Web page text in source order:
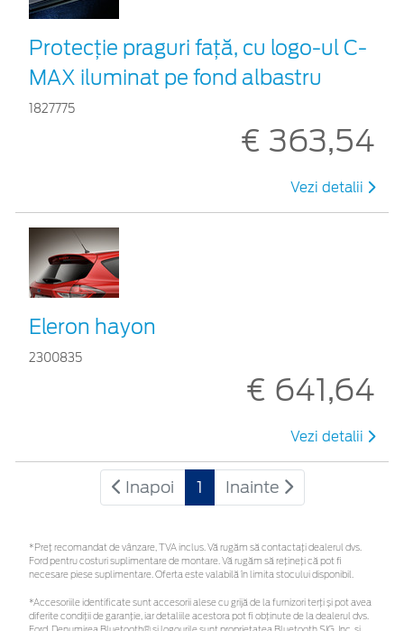
Protecţie praguri faţă, cu logo-ul C-
MAX iluminat pe fond albastru
1827775
€ 363,54
Vezi detalii
Eleron hayon
2300835
€ 641,64
Vezi detalii
Inapoi 1 Inainte
*Preţ recomandat de vânzare, TVA inclus. Vă rugăm să contactaţi dealerul dvs.
Ford pentru costuri suplimentare de montare. Vă rugăm să rețineți că pot fi
necesare piese suplimentare. Oferta este valabilă în limita stocului disponibil.
*Accesoriile identificate sunt accesorii alese cu grijă de la furnizori terți și pot avea
diferite condiții de garanție, iar detaliile acestora pot fi obținute de la dealerul dvs.